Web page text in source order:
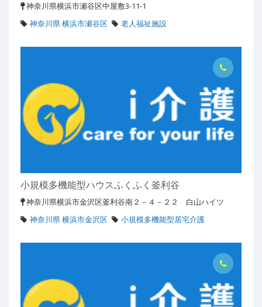
神奈川県横浜市瀬谷区中屋敷3-11-1
神奈川県 横浜市瀬谷区
老人福祉施設
小規模多機能型ハウスふくふく釜利谷
神奈川県横浜市金沢区釜利谷南２－４－２２ 白山ハイツ
神奈川県 横浜市金沢区
小規模多機能型居宅介護